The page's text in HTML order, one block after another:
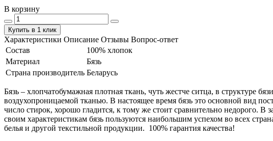
В корзину
Купить в 1 клик
Характеристики Описание Отзывы Вопрос-ответ
Состав
100% хлопок
Материал
Бязь
Страна производитель Беларусь
Бязь – хлопчатобумажная плотная ткань, чуть жестче ситца, в структуре
воздухопроницаемой тканью. В настоящее время бязь это основной вид
число стирок, хорошо гладится, к тому же стоит сравнительно недорого.
своим характеристикам бязь пользуются наибольшим успехом во всех
белья и другой текстильной продукции. 100% гарантия качества!